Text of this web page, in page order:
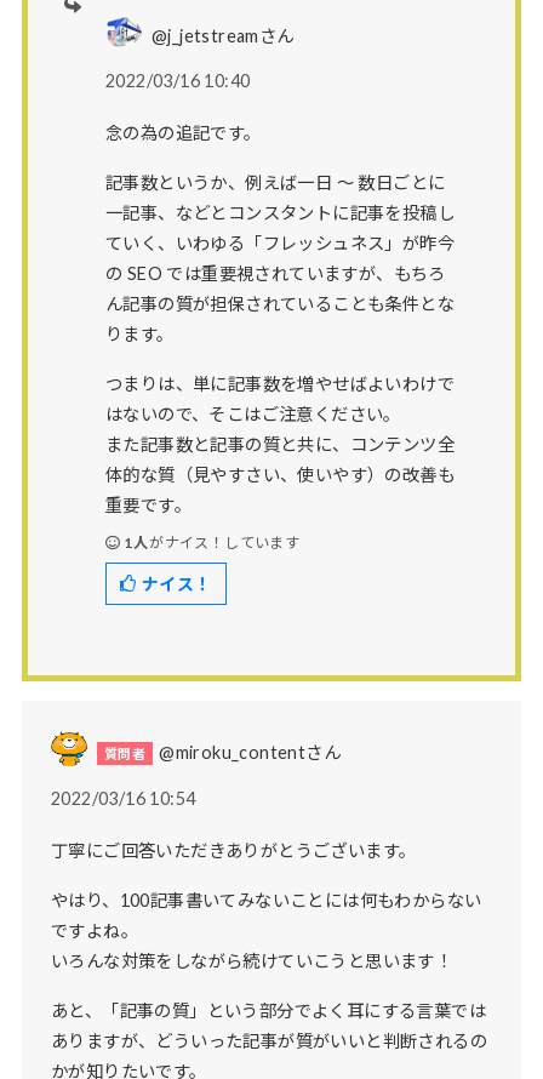
@j_jetstreamさん
2022/03/16 10:40
念の為の追記です。
記事数というか、例えば一日 ～ 数日ごとに
一記事、などとコンスタントに記事を投稿し
ていく、いわゆる「フレッシュネス」が昨今
の SEO では重要視されていますが、もちろ
ん記事の質が担保されていることも条件とな
ります。
つまりは、単に記事数を増やせばよいわけで
はないので、そこはご注意ください。
また記事数と記事の質と共に、コンテンツ全
体的な質（見やすさい、使いやす）の改善も
重要です。
1人がナイス！しています
ナイス！
@miroku_contentさん
2022/03/16 10:54
丁寧にご回答いただきありがとうございます。
やはり、100記事書いてみないことには何もわからない
ですよね。
いろんな対策をしながら続けていこうと思います！
あと、「記事の質」という部分でよく耳にする言葉では
ありますが、どういった記事が質がいいと判断されるの
かが知りたいです。